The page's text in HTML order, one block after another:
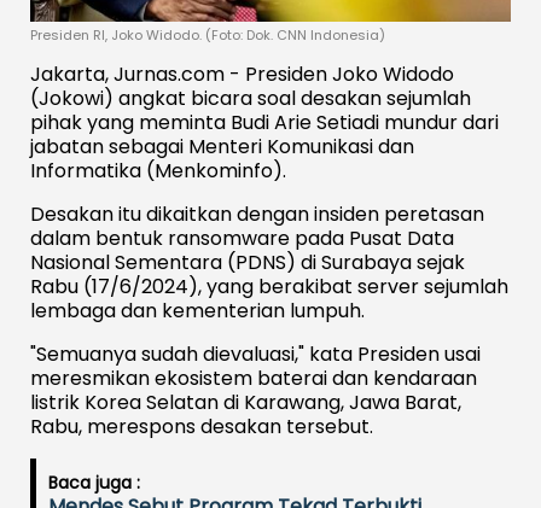
Presiden RI, Joko Widodo. (Foto: Dok. CNN Indonesia)
Jakarta, Jurnas.com - Presiden Joko Widodo
(Jokowi) angkat bicara soal desakan sejumlah
pihak yang meminta Budi Arie Setiadi mundur dari
jabatan sebagai Menteri Komunikasi dan
Informatika (Menkominfo).
Desakan itu dikaitkan dengan insiden peretasan
dalam bentuk ransomware pada Pusat Data
Nasional Sementara (PDNS) di Surabaya sejak
Rabu (17/6/2024), yang berakibat server sejumlah
lembaga dan kementerian lumpuh.
"Semuanya sudah dievaluasi," kata Presiden usai
meresmikan ekosistem baterai dan kendaraan
listrik Korea Selatan di Karawang, Jawa Barat,
Rabu, merespons desakan tersebut.
Baca juga :